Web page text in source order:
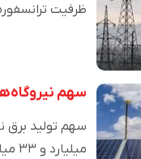
ظرفیت
سهم
میلیارد و ۳۳ میلیون کیلووات…